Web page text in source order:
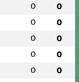
0 0
0 0
0 0
0 0
0 0